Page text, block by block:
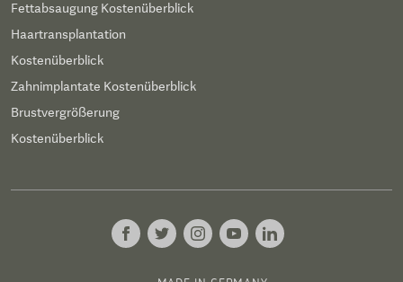
Fettabsaugung Kostenüberblick
Haartransplantation
Kostenüberblick
Zahnimplantate Kostenüberblick
Brustvergrößerung
Kostenüberblick